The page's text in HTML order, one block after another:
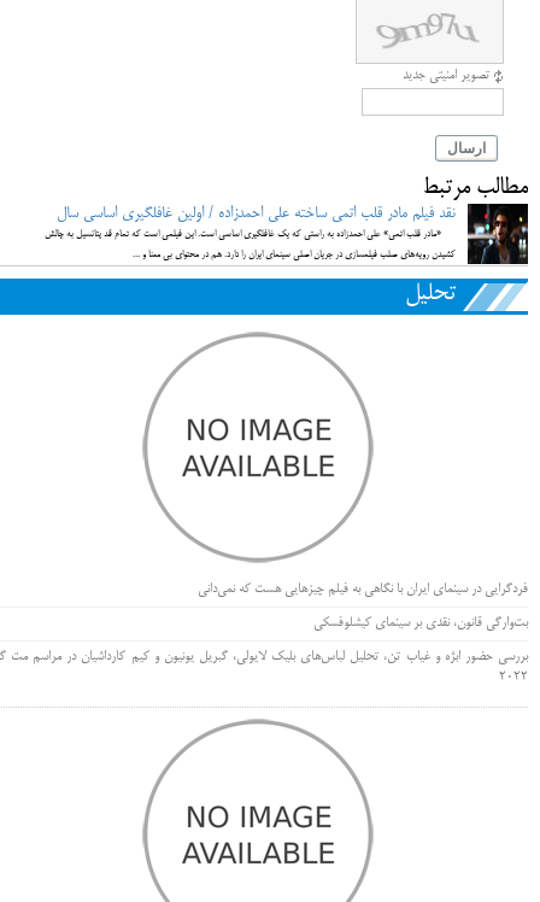
تصویر امنیتی جدید
ارسال
مطالب مرتبط
نقد فیلم مادر قلب اتمی ساخته علی احمدزاده / اولین غافلگیری اساسی سال
«مادر قلب اتمی» علی احمدزاده به راستی که یک غافلگیری اساسی است. این فیلمی است که تمام قد پتانسیل به چالش
کشیدن رویه‌های صلب فیلمسازی در جریان اصلی سینمای ایران را دارد. هم در محتوای بی معنا و ...
تحلیل
فردگرایی در سینمای ایران با نگاهی به فیلم چیزهایی هست که نمی‌دانی
بت‌وارگی قانون، نقدی بر سینمای کیشلوفسکی
بررسی حضور ابژه و غیاب تن، تحلیل لباس‌های بلیک لایولی، گبریل یونیون و کیم کارداشیان در مراسم مت
۲۰۲۲